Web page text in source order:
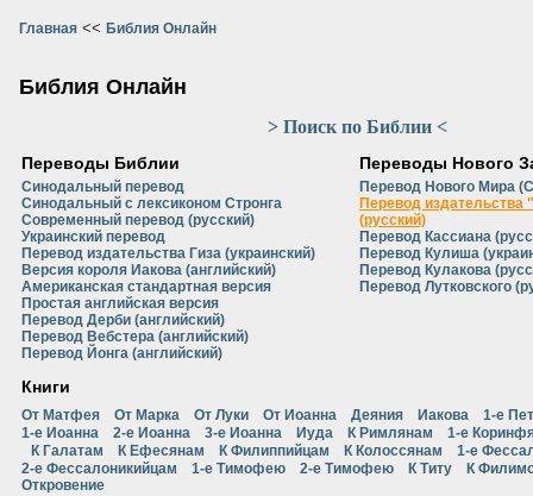
Главная << Библия Онлайн
Библия Онлайн
> Поиск по Библии <
Переводы Библии
Синодальный перевод
Синодальный с лексиконом Стронга
Современный перевод (русский)
Украинский перевод
Перевод издательства Гиза (украинский)
Версия короля Иакова (английский)
Американская стандартная версия
Простая английская версия
Перевод Дерби (английский)
Перевод Вебстера (английский)
Перевод Йонга (английский)
Переводы Нового
Перевод Нового Мира
Перевод
(русский)
Перевод Кассиана
Перевод Кулиша
Перевод Кулакова
Перевод Лутковского
Книги
От Матфея От Марка От Луки От Иоанна Деяния Иакова
1-е
1-е Иоанна
2-е Иоанна 3-е Иоанна Иуда К Римлянам
1-е
К Галатам
К Ефесянам К Филиппийцам К Колоссянам
1-е
2-е Фессалоникийцам
1-е Тимофею 2-е Тимофею К Титу
К
Откровение